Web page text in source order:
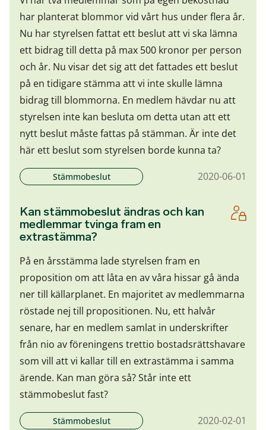
har planterat blommor vid vårt hus under flera år.
Nu har styrelsen fattat ett beslut att vi ska lämna
ett bidrag till detta på max 500 kronor per person
och år. Nu visar det sig att det fattades ett beslut
på en tidigare stämma att vi inte skulle lämna
bidrag till blommorna. En medlem hävdar nu att
styrelsen inte kan besluta om detta utan att ett
nytt beslut måste fattas på stämman. Är inte det
här ett beslut som styrelsen borde kunna ta?
Stämmobeslut 2020-06-01
Kan stämmobeslut ändras och kan
medlemmar tvinga fram en
extrastämma?
På en årsstämma lade styrelsen fram en
proposition om att låta en av våra hissar gå ända
ner till källarplanet. En majoritet av medlemmarna
röstade nej till propositionen. Nu, ett halvår
senare, har en medlem samlat in underskrifter
från nio av föreningens trettio bostadsrättshavare
som vill att vi kallar till en extrastämma i samma
ärende. Kan man göra så? Står inte ett
stämmobeslut fast?
Stämmobeslut 2020-02-01